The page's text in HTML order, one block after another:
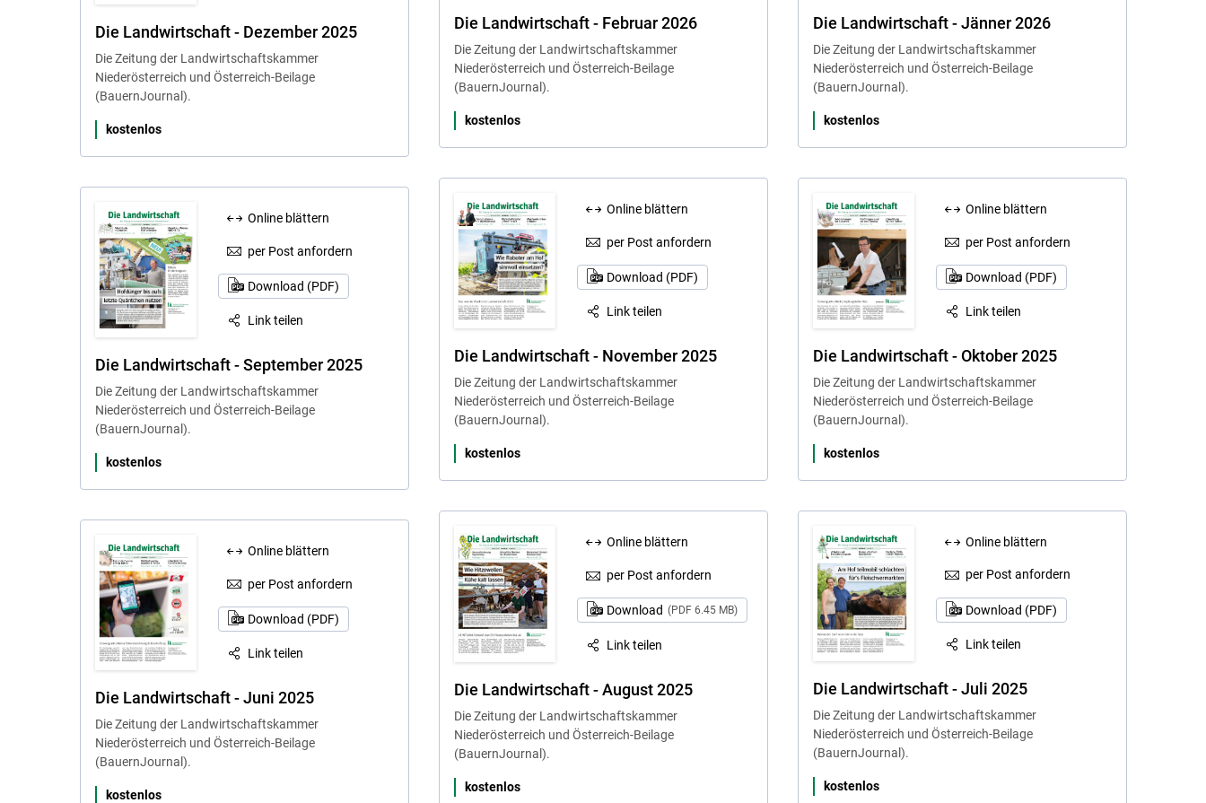
Die Landwirtschaft - Februar 2026
Die Zeitung der Landwirtschaftskammer
Niederösterreich und Österreich-Beilage
(BauernJournal).
kostenlos
Die Landwirtschaft - Jänner 2026
Die Zeitung der Landwirtschaftskammer
Niederösterreich und Österreich-Beilage
(BauernJournal).
kostenlos
Die Landwirtschaft - Dezember 2025
Die Zeitung der Landwirtschaftskammer
Niederösterreich und Österreich-Beilage
(BauernJournal).
kostenlos
Online blättern
per Post anfordern
Download (PDF)
Link teilen
Die Landwirtschaft - November 2025
Die Zeitung der Landwirtschaftskammer
Niederösterreich und Österreich-Beilage
(BauernJournal).
kostenlos
Online blättern
per Post anfordern
Download (PDF)
Link teilen
Die Landwirtschaft - Oktober 2025
Die Zeitung der Landwirtschaftskammer
Niederösterreich und Österreich-Beilage
(BauernJournal).
kostenlos
Online blättern
per Post anfordern
Download (PDF)
Link teilen
Die Landwirtschaft - September 2025
Die Zeitung der Landwirtschaftskammer
Niederösterreich und Österreich-Beilage
(BauernJournal).
kostenlos
Online blättern
per Post anfordern
Download (PDF 6.45 MB)
Link teilen
Die Landwirtschaft - August 2025
Die Zeitung der Landwirtschaftskammer
Niederösterreich und Österreich-Beilage
(BauernJournal).
kostenlos
Online blättern
per Post anfordern
Download (PDF)
Link teilen
Die Landwirtschaft - Juli 2025
Die Zeitung der Landwirtschaftskammer
Niederösterreich und Österreich-Beilage
(BauernJournal).
kostenlos
Online blättern
per Post anfordern
Download (PDF)
Link teilen
Die Landwirtschaft - Juni 2025
Die Zeitung der Landwirtschaftskammer
Niederösterreich und Österreich-Beilage
(BauernJournal).
kostenlos